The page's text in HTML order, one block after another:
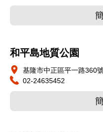
和平島地質公園
基隆市中正區平一路360
02-24635452